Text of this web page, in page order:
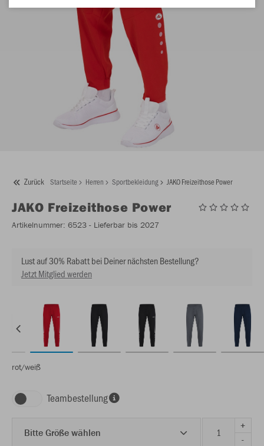
Zurück Startseite Herren Sportbekleidung JAKO Freizeithose Power
JAKO Freizeithose Power
Artikelnummer: 6523 - Lieferbar bis 2027
Lust auf 30% Rabatt bei Deiner nächsten Bestellung?
Jetzt Mitglied werden
rot/weiß
Teambestellung
Bitte Größe wählen
+
-